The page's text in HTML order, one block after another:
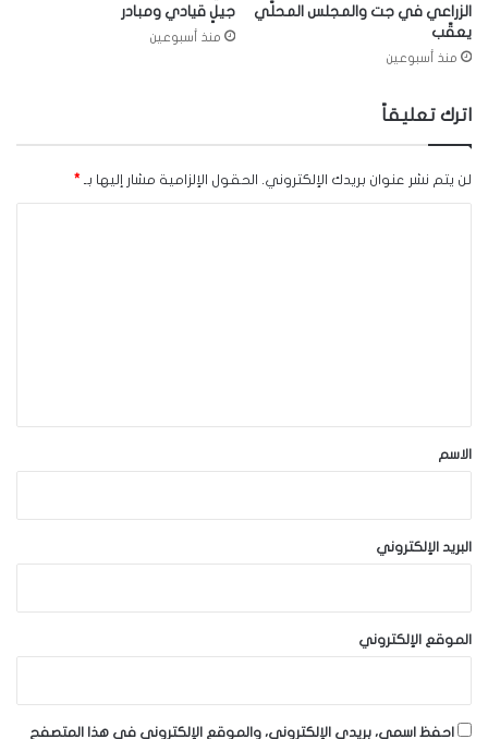
الزراعي في جت والمجلس المحلّي
يعقّب
منذ أسبوعين
جيلٍ قيادي ومبادر
منذ أسبوعين
اترك تعليقاً
لن يتم نشر عنوان بريدك الإلكتروني. الحقول الإلزامية مشار إليها بـ *
*الاسم
البريد الإلكتروني
الموقع الإلكتروني
احفظ اسمي، بريدي الإلكتروني، والموقع الإلكتروني في هذا المتصفح